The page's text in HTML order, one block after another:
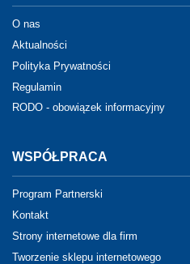
O nas
Aktualności
Polityka Prywatności
Regulamin
RODO - obowiązek informacyjny
WSPÓŁPRACA
Program Partnerski
Kontakt
Strony internetowe dla firm
Tworzenie sklepu internetowego
Bytom
Tychy